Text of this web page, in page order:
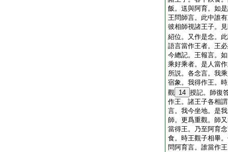
飯。送與阿育。如
王問師言。此中誰
彼相師視諸王子。
紹位。又作是念。
語言當作王者。王
今總記。王報言。
乘好乘者。是人當
所説。各念言。我
宿象。我得作王。
觀 14 授記。師復
作王。諸王子各相
言。我今坐地。是
師。更爲重觀。師
當得王。乃至阿育
食。時王觀子相畢
問阿育言。誰當作